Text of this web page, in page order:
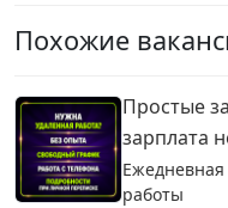
Похожие
Простые
зарплата
Ежедневная
работы